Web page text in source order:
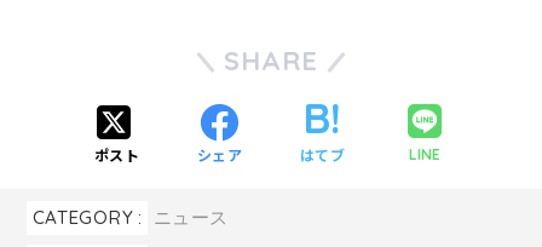
SHARE
ポスト シェア はてブ LINE
CATEGORY :
ニュース